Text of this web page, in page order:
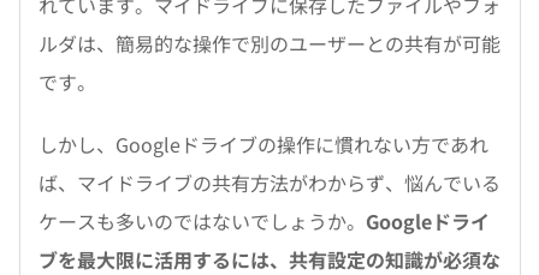
ルダは、簡易的な操作で別のユーザーとの共有が可能
です。
しかし、Googleドライブの操作に慣れない方であれ
ば、マイドライブの共有方法がわからず、悩んでいる
ケースも多いのではないでしょうか。 Googleドライ
ブを最大限に活用するには、共有設定の知識が必須な